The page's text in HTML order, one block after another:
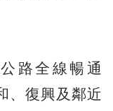
路全線暢通
、復興及鄰近